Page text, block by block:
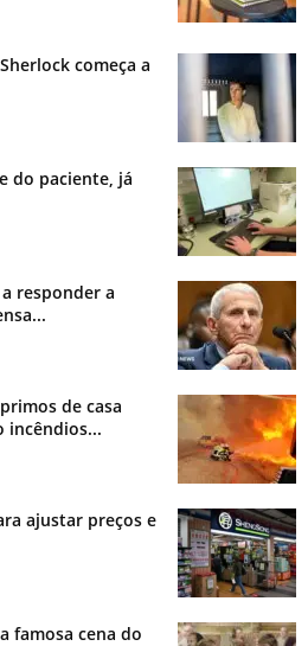
começa a
do paciente, já
responder a
de casa
incêndios...
ajustar preços e
famosa cena do